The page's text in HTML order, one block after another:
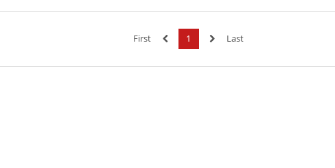
First 1 Last